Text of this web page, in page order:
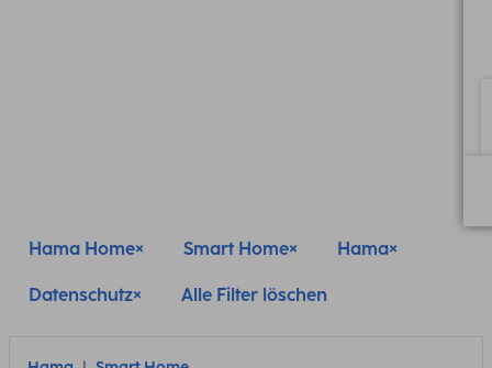
Hama Home Smart Home Hama
Datenschutz Alle Filter löschen